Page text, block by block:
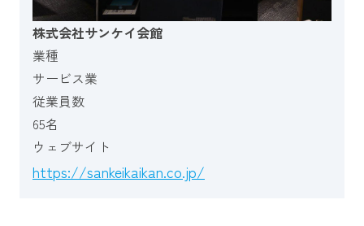
株式会社サンケイ会館
業種
サービス業
従業員数
65名
ウェブサイト
https://sankeikaikan.co.jp/